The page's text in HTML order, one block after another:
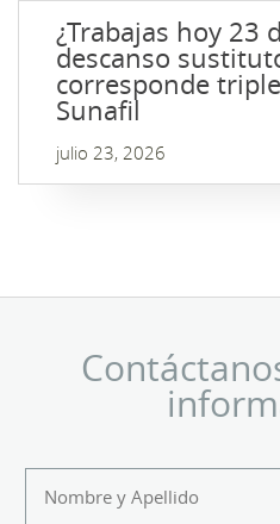
¿Trabajas hoy 23
descanso
corresponde
Sunafil
julio 23, 2026